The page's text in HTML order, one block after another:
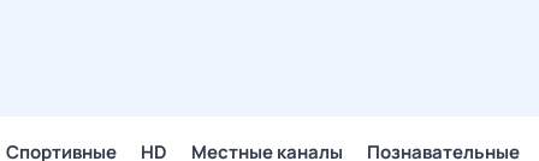
Спортивные HD Местные каналы Познавательные